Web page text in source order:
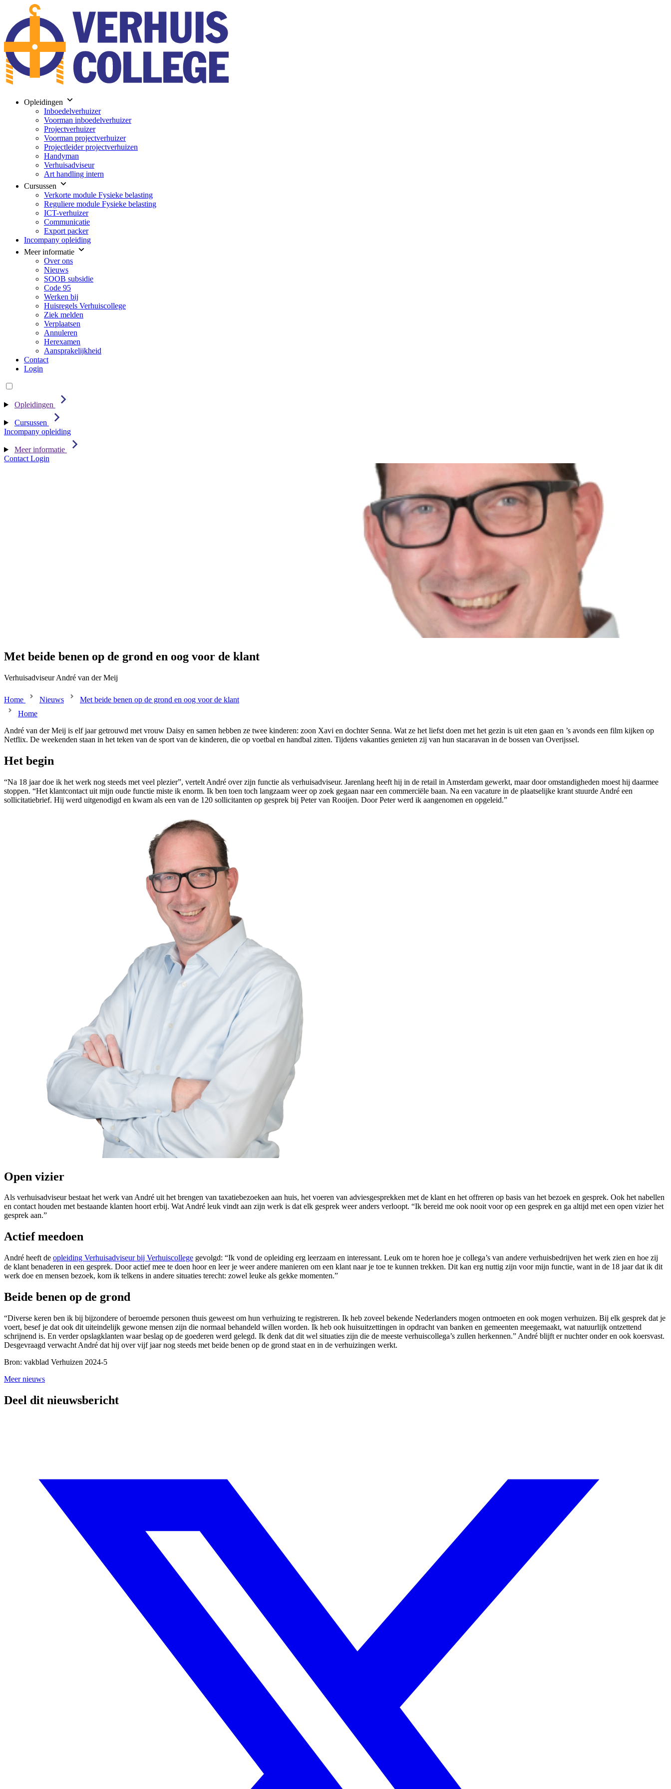
Opleidingen
Inboedelverhuizer
Voorman inboedelverhuizer
Projectverhuizer
Voorman projectverhuizer
Projectleider projectverhuizen
Handyman
Verhuisadviseur
Art handling intern
Cursussen
Verkorte module Fysieke belasting
Reguliere module Fysieke belasting
ICT-verhuizer
Communicatie
Export packer
Incompany opleiding
Meer informatie
Over ons
Nieuws
SOOB subsidie
Code 95
Werken bij
Huisregels Verhuiscollege
Ziek melden
Verplaatsen
Annuleren
Herexamen
Aansprakelijkheid
Contact
Login
Opleidingen
Cursussen
Incompany opleiding
Meer informatie
Contact Login
Met beide benen op de grond en oog voor de klant
Verhuisadviseur André van der Meij
Home Nieuws
Met beide benen op de grond en oog voor de klant
Home
André van der Meij is elf jaar getrouwd met vrouw Daisy en samen hebben ze twee kinderen: zoon Xavi en dochter Senna. Wat ze het liefst doen met het gezin is uit eten gaan en ’s avonds een film kijken op
Netflix. De weekenden staan in het teken van de sport van de kinderen, die op voetbal en handbal zitten. Tijdens vakanties genieten zij van hun stacaravan in de bossen van Overijssel.
Het begin
“Na 18 jaar doe ik het werk nog steeds met veel plezier”, vertelt André over zijn functie als verhuisadviseur. Jarenlang heeft hij in de retail in Amsterdam gewerkt, maar door omstandigheden moest hij daarmee
stoppen. “Het klantcontact uit mijn oude functie miste ik enorm. Ik ben toen toch langzaam weer op zoek gegaan naar een commerciële baan. Na een vacature in de plaatselijke krant stuurde André een
sollicitatiebrief. Hij werd uitgenodigd en kwam als een van de 120 sollicitanten op gesprek bij Peter van Rooijen. Door Peter werd ik aangenomen en opgeleid.”
Open vizier
Als verhuisadviseur bestaat het werk van André uit het brengen van taxatiebezoeken aan huis, het voeren van adviesgesprekken met de klant en het offreren op basis van het bezoek en gesprek. Ook het nabellen
en contact houden met bestaande klanten hoort erbij. Wat André leuk vindt aan zijn werk is dat elk gesprek weer anders verloopt. “Ik bereid me ook nooit voor op een gesprek en ga altijd met een open vizier het
gesprek aan.”
Actief meedoen
André heeft de opleiding Verhuisadviseur bij Verhuiscollege gevolgd: “Ik vond de opleiding erg leerzaam en interessant. Leuk om te horen hoe je collega’s van andere verhuisbedrijven het werk zien en hoe zij
de klant benaderen in een gesprek. Door actief mee te doen hoor en leer je weer andere manieren om een klant naar je toe te kunnen trekken. Dit kan erg nuttig zijn voor mijn functie, want in de 18 jaar dat ik dit
werk doe en mensen bezoek, kom ik telkens in andere situaties terecht: zowel leuke als gekke momenten.”
Beide benen op de grond
“Diverse keren ben ik bij bijzondere of beroemde personen thuis geweest om hun verhuizing te registreren. Ik heb zoveel bekende Nederlanders mogen ontmoeten en ook mogen verhuizen. Bij elk gesprek dat je
voert, besef je dat ook dit uiteindelijk gewone mensen zijn die normaal behandeld willen worden. Ik heb ook huisuitzettingen in opdracht van banken en gemeenten meegemaakt, wat natuurlijk ontzettend
schrijnend is. En verder opslagklanten waar beslag op de goederen werd gelegd. Ik denk dat dit wel situaties zijn die de meeste verhuiscollega’s zullen herkennen.” André blijft er nuchter onder en ook koersvast.
Desgevraagd verwacht André dat hij over vijf jaar nog steeds met beide benen op de grond staat en in de verhuizingen werkt.
Bron: vakblad Verhuizen 2024-5
Meer nieuws
Deel dit nieuwsbericht